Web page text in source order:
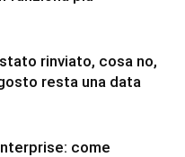
rinviato, cosa no,
resta una data
come